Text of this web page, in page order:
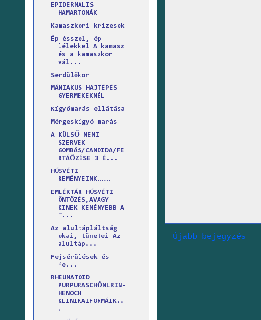
Újabb bejegyzés
EPIDERMALIS
HAMARTOMÁK
Kamaszkori krízesek
Ép ésszel, ép
lélekkel A kamasz
és a kamaszkor
vál...
Serdülőkor
MÁNIAKUS HAJTÉPÉS
GYERMEKEKNÉL
Kígyómarás ellátása
Mérgeskígyó marás
A KÜLSŐ NEMI
SZERVEK
GOMBÁS/CANDIDA/FE
RTÁŐZÉSE 3 É...
HÚSVÉTI
REMÉNYEINK……
EMLÉKTÁR HÚSVÉTI
ÖNTÖZÉS,AVAGY
KINEK KEMÉNYEBB A
T...
Az alultápláltság
okai, tünetei Az
alultáp...
Fejsérülések és
fe...
RHEUMATOID
PURPURASCHŐNLRIN-
HENOCH
KLINIKAIFORMÁIK..
.